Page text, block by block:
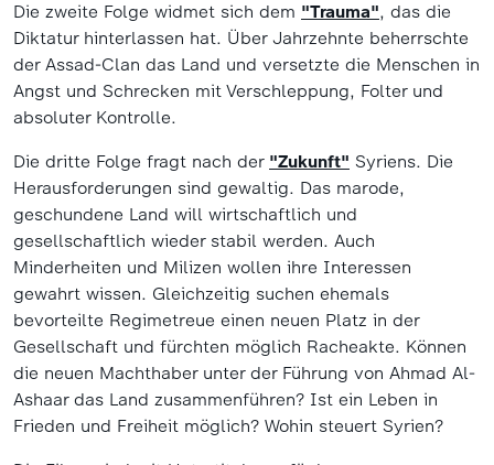
Die zweite Folge widmet sich dem "Trauma", das die
Diktatur hinterlassen hat. Über Jahrzehnte beherrschte
der Assad-Clan das Land und versetzte die Menschen in
Angst und Schrecken mit Verschleppung, Folter und
absoluter Kontrolle.
Die dritte Folge fragt nach der "Zukunft" Syriens. Die
Herausforderungen sind gewaltig. Das marode,
geschundene Land will wirtschaftlich und
gesellschaftlich wieder stabil werden. Auch
Minderheiten und Milizen wollen ihre Interessen
gewahrt wissen. Gleichzeitig suchen ehemals
bevorteilte Regimetreue einen neuen Platz in der
Gesellschaft und fürchten möglich Racheakte. Können
die neuen Machthaber unter der Führung von Ahmad Al-
Ashaar das Land zusammenführen? Ist ein Leben in
Frieden und Freiheit möglich? Wohin steuert Syrien?